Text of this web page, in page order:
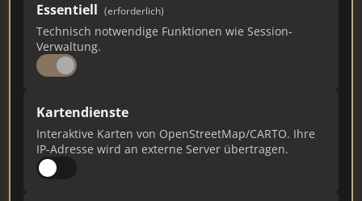
Essentiell (erforderlich)
Technisch notwendige Funktionen wie Session-
Verwaltung.
Kartendienste
Interaktive Karten von OpenStreetMap/CARTO. Ihre
IP-Adresse wird an externe Server übertragen.
immo-meyer.com
232
Ist das Ihr Unternehmen?
Verifizieren Sie Ihr Profil, bearbeiten Sie Ihre